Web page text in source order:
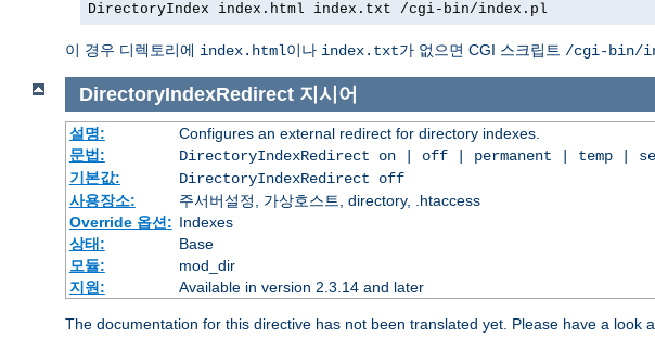
DirectoryIndex index.html index.txt /cgi-bin/index.pl
이 경우 디렉토리에 index.html이나 index.txt가 없으면 CGI 스크립트 /cgi-bin/
DirectoryIndexRedirect 지시어
설명:
Configures an external redirect for directory indexes.
문법:
DirectoryIndexRedirect on | off | permanent | temp |
기본값:
DirectoryIndexRedirect off
사용장소:
주서버설정, 가상호스트, directory, .htaccess
Override 옵션: Indexes
상태:
Base
모듈:
mod_dir
지원:
Available in version 2.3.14 and later
The documentation for this directive has not been translated yet. Please have a look